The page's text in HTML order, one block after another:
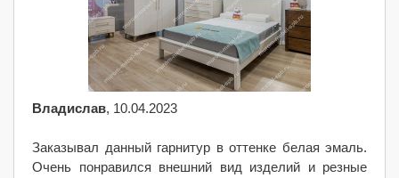
Владислав, 10.04.2023
Заказывал данный гарнитур в оттенке белая эмаль.
Очень понравился внешний вид изделий и резные